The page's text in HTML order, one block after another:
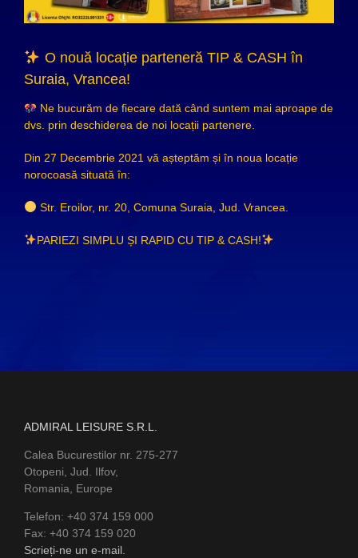
O nouă locație parteneră TIP & CASH în
Suraia, Vrancea!
Ne bucurăm de fiecare dată când suntem mai aproape de
dvs. prin deschiderea de noi locații partenere.
Din 27 Decembrie 2021 vă așteptăm și în noua locație
norocoasă situată în:
Str. Eroilor, nr. 20, Comuna Suraia, Jud. Vrancea.
PARIEZI SIMPLU ȘI RAPID CU TIP & CASH!
ADMIRAL LEISURE S.R.L.
Calea Bucurestilor nr. 275-277
Otopeni, Jud. Ilfov,
Romania, Europe
Telefon: +40 374 159 000
Fax: +40 374 159 020
Scrieți-ne un e-mail.